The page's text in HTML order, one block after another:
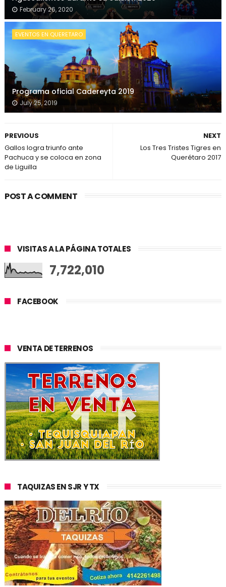
February 26, 2020
EVENTOS EN QUERETARO
Programa oficial Cadereyta 2019
July 25, 2019
NEXT
Los Tres Tristes Tigres en
Querétaro 2017
PREVIOUS
Gallos logra triunfo ante
Pachuca y se coloca en zona
de Liguilla
POST A COMMENT
VISITAS A LA PÁGINA TOTALES
7,722,010
FACEBOOK
VENTA DE TERRENOS
TAQUIZAS EN SJR Y TX